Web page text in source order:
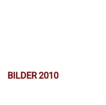
BILDER 2010